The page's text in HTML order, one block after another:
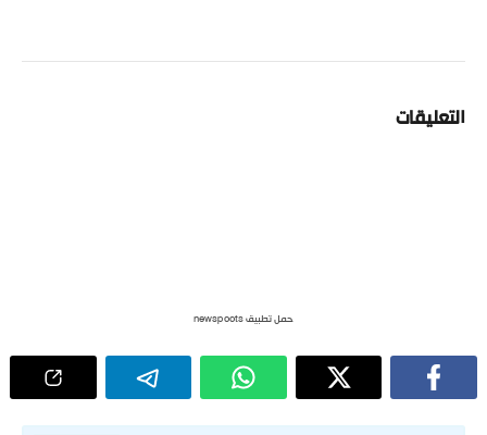
التعليقات
حمل تطبيق newspoots